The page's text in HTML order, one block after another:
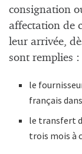
consignation
affectation de
leur arrivée,
sont remplies :
le
français
le transfert
trois mois à